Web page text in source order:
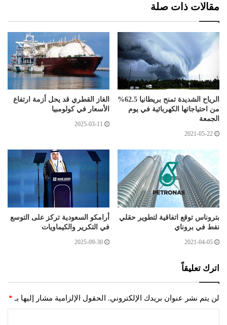
مقالات ذات صلة
الرياح الشديدة تمنح بريطانيا 62.5%
من احتياجاتها الكهربائية في يوم
الجمعة
2021-05-22
الغاز القطري قد يحل أزمة ارتفاع
الأسعار في كولومبيا
2025-03-11
بتروناس توقع اتفاقية لتطوير حقلي
نفط في بروناي
2021-04-05
أرامكو السعودية تركز على التوسع
في التكرير والكيماويات
2025-09-30
اترك تعليقاً
لن يتم نشر عنوان بريدك الإلكتروني. الحقول الإلزامية مشار إليها بـ *